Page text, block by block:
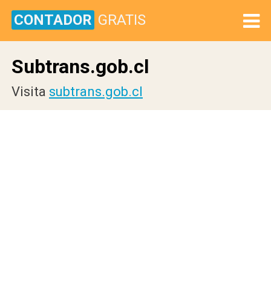
CONTADOR GRATIS
Subtrans.gob.cl
Visita subtrans.gob.cl